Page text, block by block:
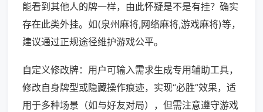
能看到其他人的牌一样，由此怀疑是不是有挂？确实
存在此类外挂。如(泉州麻将,网络麻将,游戏麻将)等，
建议通过正规途径维护游戏公平。
自定义修改牌：用户可输入需求生成专用辅助工具，
修改自身牌型或隐藏操作痕迹，实现“必胜”效果，适
用于多种场景（如与好友对局），但需注意遵守游戏